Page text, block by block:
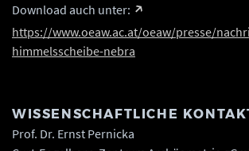
Download auch unter:
https://www.oeaw.ac.at/oeaw/presse/
himmelsscheibe-nebra
WISSENSCHAFTLICHE
Prof. Dr. Ernst Pernicka